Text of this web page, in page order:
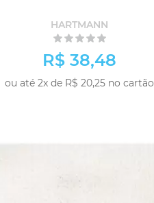
HARTMANN
R$ 38,48
ou até 2x de R$ 20,25 no cartão